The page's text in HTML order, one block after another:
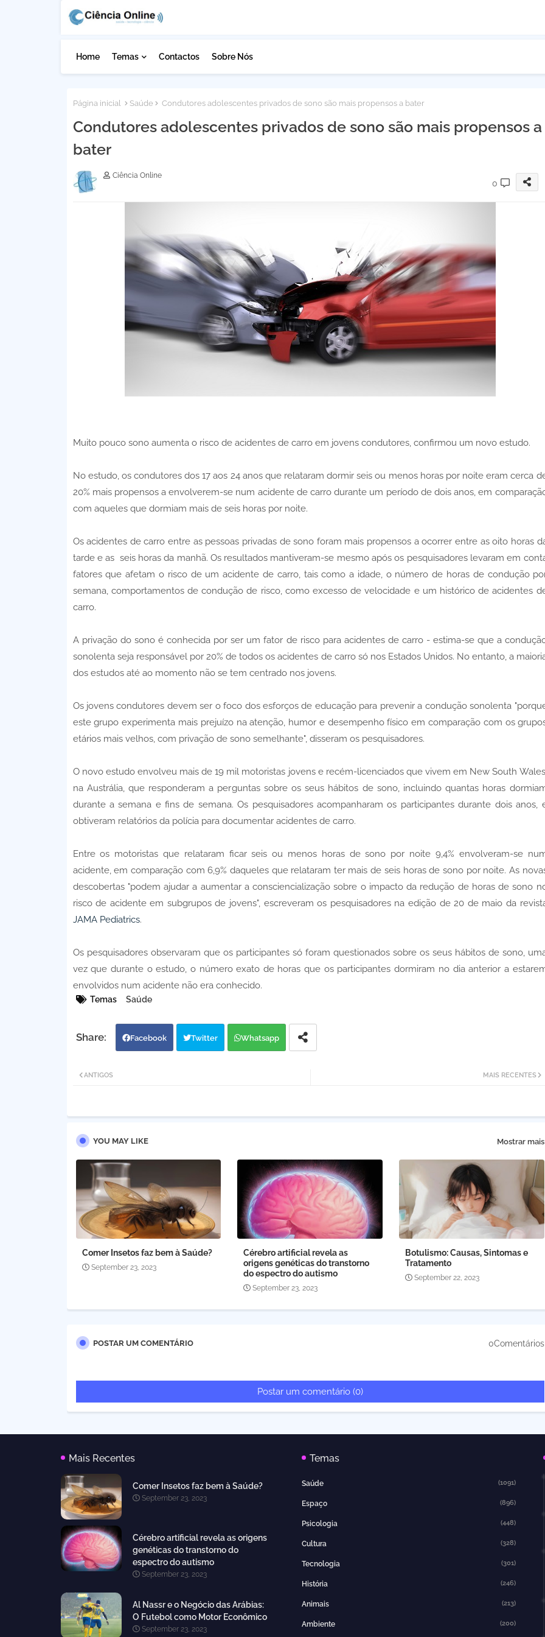
Home Temas Contactos Sobre Nós
Página inicial Saúde Condutores adolescentes privados de sono são mais propensos a bater
Condutores adolescentes privados de sono são mais propensos a
bater
Ciência Online
0
Muito pouco sono aumenta o risco de acidentes de carro em jovens condutores, confirmou um novo estudo.
No estudo, os condutores dos 17 aos 24 anos que relataram dormir seis ou menos horas por noite eram cerca
20% mais propensos a envolverem-se num acidente de carro durante um período de dois anos, em
com aqueles que dormiam mais de seis horas por noite.
Os acidentes de carro entre as pessoas privadas de sono foram mais propensos a ocorrer entre as oito horas
tarde e as seis horas da manhã. Os resultados mantiveram-se mesmo após os pesquisadores levaram em
fatores que afetam o risco de um acidente de carro, tais como a idade, o número de horas de condução
semana, comportamentos de condução de risco, como excesso de velocidade e um histórico de acidentes
carro.
A privação do sono é conhecida por ser um fator de risco para acidentes de carro - estima-se que a
sonolenta seja responsável por 20% de todos os acidentes de carro só nos Estados Unidos. No entanto, a
dos estudos até ao momento não se tem centrado nos jovens.
Os jovens condutores devem ser o foco dos esforços de educação para prevenir a condução sonolenta
este grupo experimenta mais prejuízo na atenção, humor e desempenho físico em comparação com os
etários mais velhos, com privação de sono semelhante", disseram os pesquisadores.
O novo estudo envolveu mais de 19 mil motoristas jovens e recém-licenciados que vivem em New South
na Austrália, que responderam a perguntas sobre os seus hábitos de sono, incluindo quantas horas
durante a semana e fins de semana. Os pesquisadores acompanharam os participantes durante dois anos,
obtiveram relatórios da polícia para documentar acidentes de carro.
Entre os motoristas que relataram ficar seis ou menos horas de sono por noite 9,4% envolveram-se
acidente, em comparação com 6,9% daqueles que relataram ter mais de seis horas de sono por noite. As
descobertas "podem ajudar a aumentar a consciencialização sobre o impacto da redução de horas de sono
risco de acidente em subgrupos de jovens", escreveram os pesquisadores na edição de 20 de maio da
JAMA Pediatrics.
Os pesquisadores observaram que os participantes só foram questionados sobre os seus hábitos de sono,
vez que durante o estudo, o número exato de horas que os participantes dormiram no dia anterior a
envolvidos num acidente não era conhecido.
Temas Saúde
Facebook Twitter Whatsapp
MAIS RECENTES
ANTIGOS
YOU MAY LIKE Mostrar mais
Comer Insetos faz bem à Saúde?
September 23, 2023
Cérebro artificial revela as
origens genéticas do transtorno
do espectro do autismo
September 23, 2023
Botulismo: Causas, Sintomas e
Tratamento
September 22, 2023
POSTAR UM COMENTÁRIO 0Comentários
Postar um comentário (0)
Mais Recentes
Comer Insetos faz bem à Saúde?
September 23, 2023
Cérebro artificial revela as origens
genéticas do transtorno do
espectro do autismo
September 23, 2023
Al Nassr e o Negócio das Arábias:
O Futebol como Motor Econômico
September 23, 2023
Temas
Saúde (1091)
Espaço (896)
Psicologia (448)
Cultura (328)
Tecnologia (301)
História (246)
Animais (213)
Ambiente (200)